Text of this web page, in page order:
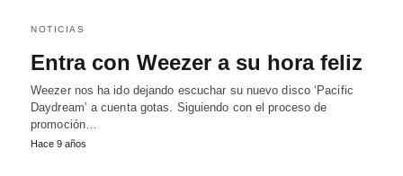
NOTICIAS
Entra con Weezer a su hora feliz
Weezer nos ha ido dejando escuchar su nuevo disco ‘Pacific
Daydream’ a cuenta gotas. Siguiendo con el proceso de
promoción…
Hace 9 años